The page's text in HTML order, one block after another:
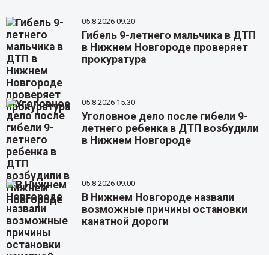
05.8.2026 09:20
Гибель 9-летнего мальчика в ДТП
в Нижнем Новгороде проверяет
прокуратура
05.8.2026 15:30
Уголовное дело после гибели 9-
летнего ребенка в ДТП возбудили
в Нижнем Новгороде
05.8.2026 09:00
В Нижнем Новгороде назвали
возможные причины остановки
канатной дороги